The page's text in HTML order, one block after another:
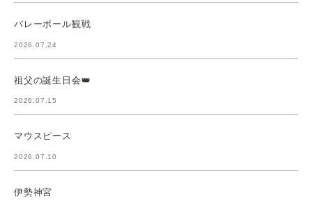
バレーボール観戦
2026.07.24
祖父の誕生日会👑
2026.07.15
マウスピース
2026.07.10
伊勢神宮